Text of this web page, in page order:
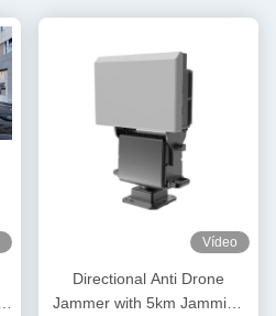
Vídeo
Directional Anti Drone
Jammer with 5km Jamming